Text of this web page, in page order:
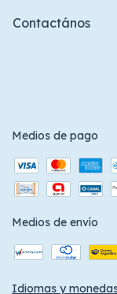
Contactános
Medios de pago
Medios de envío
Idiomas y